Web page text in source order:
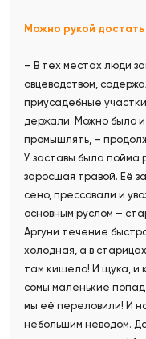
Можно рукой достать
– В тех местах люди
овцеводством,
приусадебные
держали. Можно было и
промышлять, –
У заставы была пойма
заросшая травой. Её
сено, прессовали и
основным руслом –
Аргуни течение
холодная, а в
там кишело! И щука, и
сомы маленькие
мы её переловили! И
небольшим неводом.